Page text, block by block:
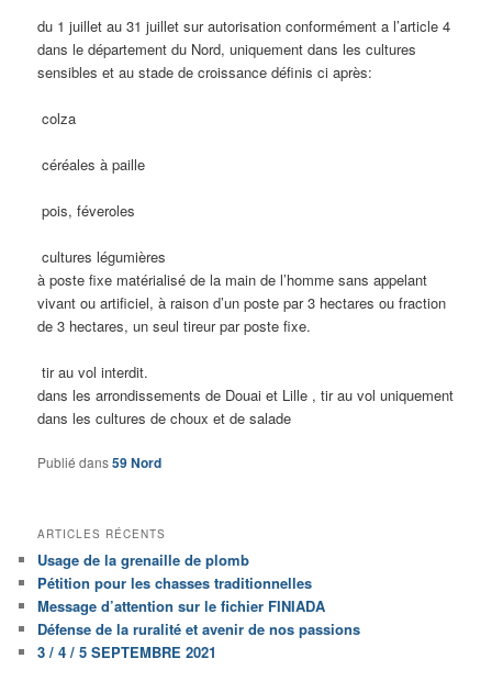
du 1 juillet au 31 juillet sur autorisation conformément a l’article 4
dans le département du Nord, uniquement dans les cultures
sensibles et au stade de croissance définis ci après:
colza
céréales à paille
pois, féveroles
cultures légumières
à poste fixe matérialisé de la main de l’homme sans appelant
vivant ou artificiel, à raison d’un poste par 3 hectares ou fraction
de 3 hectares, un seul tireur par poste fixe.
tir au vol interdit.
dans les arrondissements de Douai et Lille , tir au vol uniquement
dans les cultures de choux et de salade
Publié dans59 Nord
ARTICLES RÉCENTS
Usage de la grenaille de plomb
Pétition pour les chasses traditionnelles
Message d’attention sur le fichier FINIADA
Défense de la ruralité et avenir de nos passions
3 / 4 / 5 SEPTEMBRE 2021